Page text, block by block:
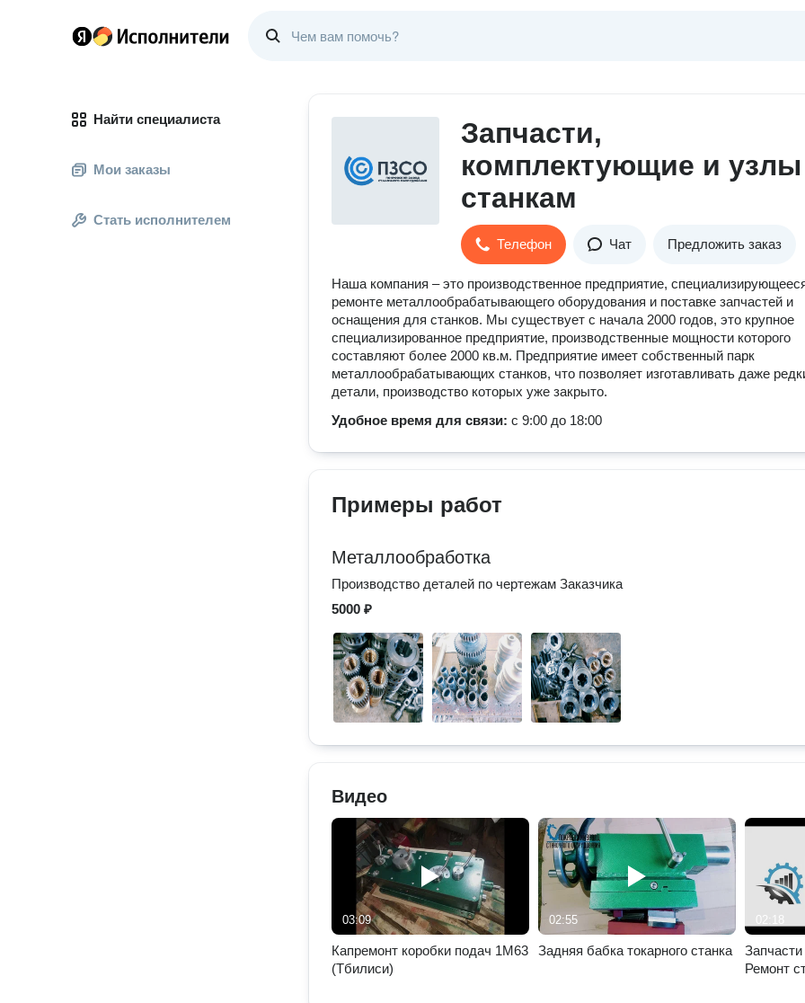
Найти специалиста
Мои заказы
Стать исполнителем
Запчасти,
комплектующие и узлы
станкам
Телефон Чат Предложить заказ
Наша компания – это производственное предприятие,
ремонте металлообрабатывающего оборудования и поставке запчастей и
оснащения для станков. Мы существует с начала 2000 годов, это крупное
специализированное предприятие, производственные мощности которого
составляют более 2000 кв.м. Предприятие имеет собственный парк
металлообрабатывающих станков, что позволяет изготавливать даже
детали, производство которых уже закрыто.
Удобное время для связи: с 9:00 до 18:00
Примеры работ
Металлообработка
Производство деталей по чертежам Заказчика
5000 ₽
Видео
03:09
Капремонт коробки подач 1М63
(Тбилиси)
02:55
Задняя бабка токарного станка
02:18
Запчасти
Ремонт